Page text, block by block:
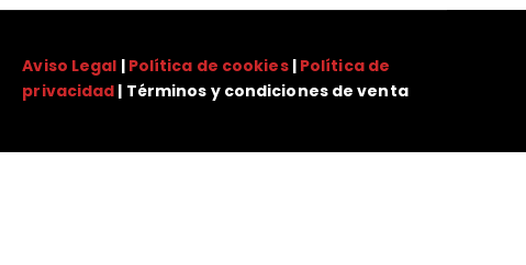
Aviso Legal | Política de cookies| Política de
privacidad | Términos y condiciones de venta